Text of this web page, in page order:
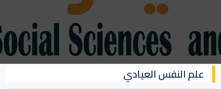
علم النفس العيادي